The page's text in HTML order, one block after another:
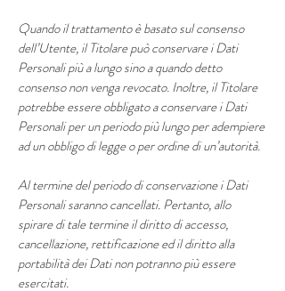
Quando il trattamento è basato sul consenso
dell’Utente, il Titolare può conservare i Dati
Personali più a lungo sino a quando detto
consenso non venga revocato. Inoltre, il Titolare
potrebbe essere obbligato a conservare i Dati
Personali per un periodo più lungo per adempiere
ad un obbligo di legge o per ordine di un’autorità.
Al termine del periodo di conservazione i Dati
Personali saranno cancellati. Pertanto, allo
spirare di tale termine il diritto di accesso,
cancellazione, rettificazione ed il diritto alla
portabilità dei Dati non potranno più essere
esercitati.